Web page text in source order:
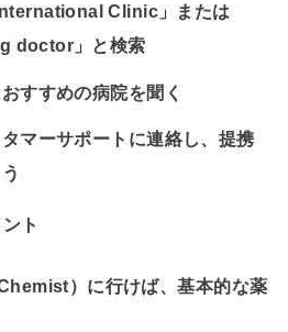
Clinic」または
doctor」と検索
すすめの病院を聞く
マーサポートに連絡し、提携
ト
）に行けば、基本的な薬